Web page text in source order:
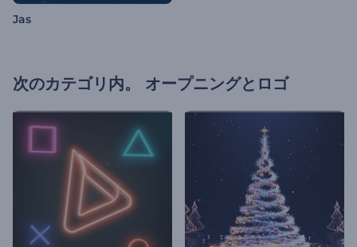
Jas
次のカテゴリ内。 オープニングとロゴ